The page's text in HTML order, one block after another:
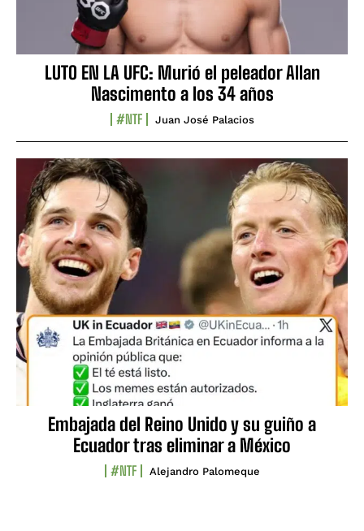
LUTO EN LA UFC: Murió el peleador Allan
Nascimento a los 34 años
#NTF Juan José Palacios
Embajada del Reino Unido y su guiño a
Ecuador tras eliminar a México
#NTF Alejandro Palomeque